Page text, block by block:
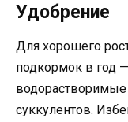
Удобрение
Для хорошего
подкормок в год
водорастворимые
суккулентов.